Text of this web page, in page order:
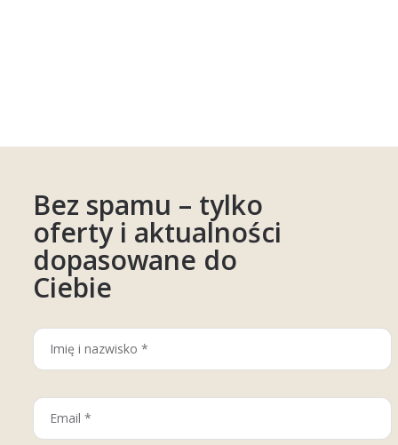
Bez spamu – tylko
oferty i aktualności
dopasowane do
Ciebie